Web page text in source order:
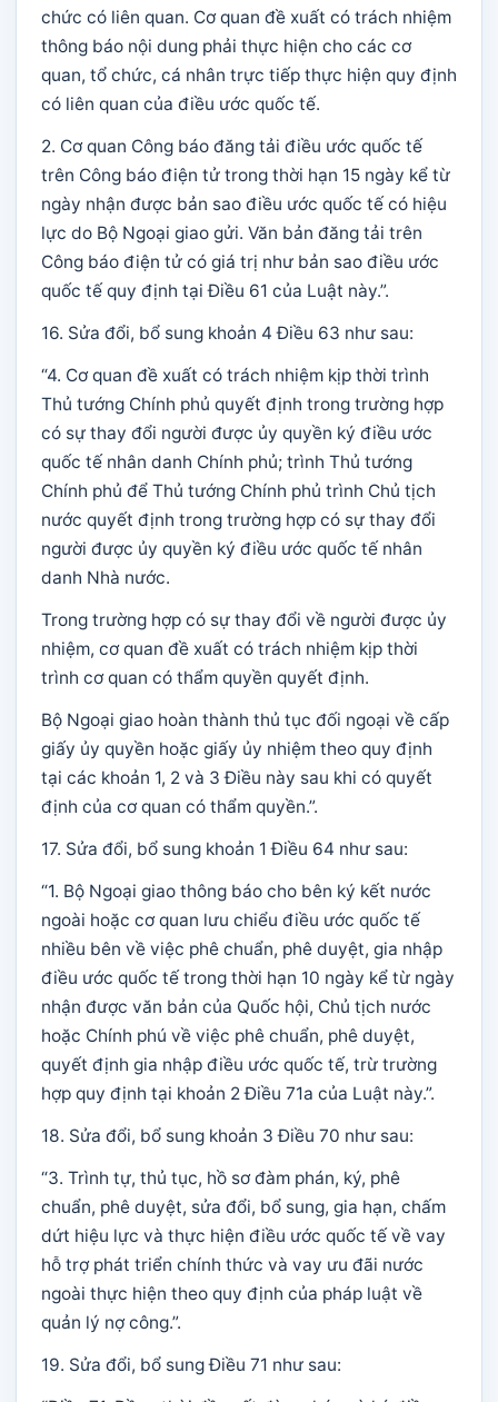
chức có liên quan. Cơ quan đề xuất có trách nhiệm
thông báo nội dung phải thực hiện cho các cơ
quan, tổ chức, cá nhân trực tiếp thực hiện quy định
có liên quan của điều ước quốc tế.
2. Cơ quan Công báo đăng tải điều ước quốc tế
trên Công báo điện tử trong thời hạn 15 ngày kể từ
ngày nhận được bản sao điều ước quốc tế có hiệu
lực do Bộ Ngoại giao gửi. Văn bản đăng tải trên
Công báo điện tử có giá trị như bản sao điều ước
quốc tế quy định tại Điều 61 của Luật này.”.
16. Sửa đổi, bổ sung khoản 4 Điều 63 như sau:
“4. Cơ quan đề xuất có trách nhiệm kịp thời trình
Thủ tướng Chính phủ quyết định trong trường hợp
có sự thay đổi người được ủy quyền ký điều ước
quốc tế nhân danh Chính phủ; trình Thủ tướng
Chính phủ để Thủ tướng Chính phủ trình Chủ tịch
nước quyết định trong trường hợp có sự thay đổi
người được ủy quyền ký điều ước quốc tế nhân
danh Nhà nước.
Trong trường hợp có sự thay đổi về người được ủy
nhiệm, cơ quan đề xuất có trách nhiệm kịp thời
trình cơ quan có thẩm quyền quyết định.
Bộ Ngoại giao hoàn thành thủ tục đối ngoại về cấp
giấy ủy quyền hoặc giấy ủy nhiệm theo quy định
tại các khoản 1, 2 và 3 Điều này sau khi có quyết
định của cơ quan có thẩm quyền.”.
17. Sửa đổi, bổ sung khoản 1 Điều 64 như sau:
“1. Bộ Ngoại giao thông báo cho bên ký kết nước
ngoài hoặc cơ quan lưu chiểu điều ước quốc tế
nhiều bên về việc phê chuẩn, phê duyệt, gia nhập
điều ước quốc tế trong thời hạn 10 ngày kể từ ngày
nhận được văn bản của Quốc hội, Chủ tịch nước
hoặc Chính phú về việc phê chuẩn, phê duyệt,
quyết định gia nhập điều ước quốc tế, trừ trường
hợp quy định tại khoản 2 Điều 71a của Luật này.”.
18. Sửa đổi, bổ sung khoản 3 Điều 70 như sau:
“3. Trình tự, thủ tục, hồ sơ đàm phán, ký, phê
chuẩn, phê duyệt, sửa đổi, bổ sung, gia hạn, chấm
dứt hiệu lực và thực hiện điều ước quốc tế về vay
hỗ trợ phát triển chính thức và vay ưu đãi nước
ngoài thực hiện theo quy định của pháp luật về
quản lý nợ công.”.
19. Sửa đổi, bổ sung Điều 71 như sau: